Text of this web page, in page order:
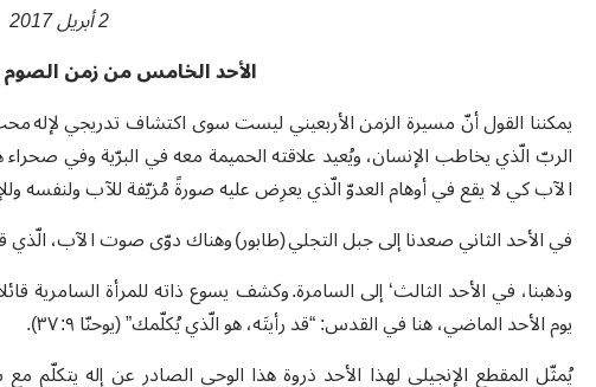
2 أبريل 2017
الأحد الخامس من زمن الصوم
يمكننا القول أنّ مسيرة الزمن الأربعيني ليست سوى اكتشاف تدريجي لإله
الربّ الّذي يخاطب الإنسان، ويُعيد علاقته الحميمة معه في البرّية وفي صحراء
الآب كي لا يقع في أوهام العدوّ الّذي يعرِض عليه صورةً مُزيّفة للآب ولنفسه
في الأحد الثاني صعدنا إلى جبل التجلي (طابور) وهناك دوّى صوت الآب، الّذي قال
يوم الأحد الماضي، هنا في القدس: “قد رأيتَه، هو الّذي يُكلّمك” (يوحنّا ٩: ٣٧).
يُمثّل المقطع الإنجيلي لهذا الأحد ذروة هذا الوحي الصادر عن إله يتكلّم